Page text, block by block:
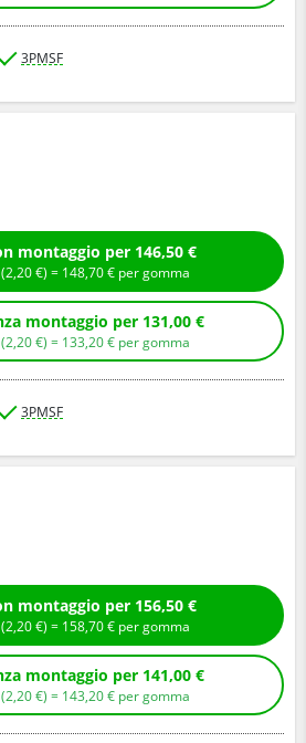
3PMSF
Compra con montaggio per 146,50 €
+ Ecotassa: (2,20€ ) = 148,70€ per gomma
Compra senza montaggio per 131,00 €
+ Ecotassa: (2,20€ ) = 133,20€ per gomma
3PMSF
Compra con montaggio per 156,50 €
+ Ecotassa: (2,20€ ) = 158,70€ per gomma
Compra senza montaggio per 141,00 €
+ Ecotassa: (2,20€ ) = 143,20€ per gomma